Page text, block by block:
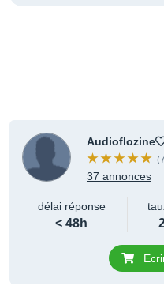
Audioflozine
37 annonces
délai réponse
< 48h